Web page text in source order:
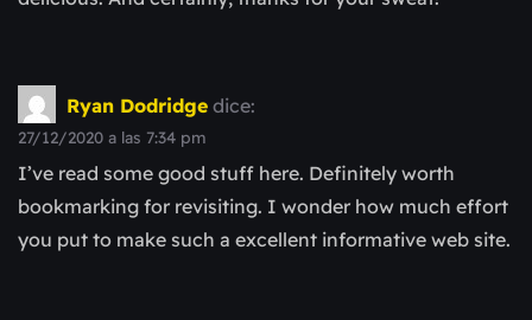
Ryan Dodridge dice:
27/12/2020 a las 7:34 pm
I’ve read some good stuff here. Definitely worth
bookmarking for revisiting. I wonder how much effort
you put to make such a excellent informative web site.